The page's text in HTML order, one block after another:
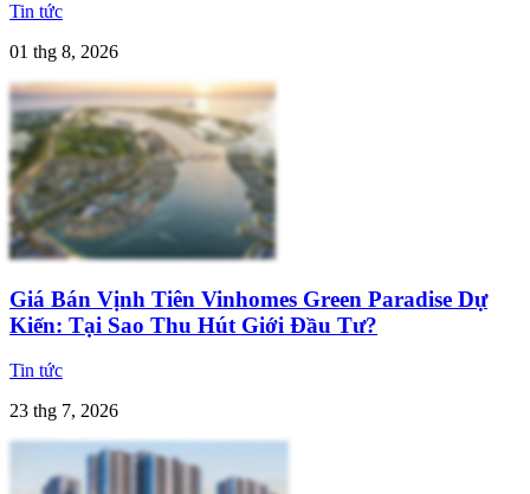
Tin tức
01 thg 8, 2026
Giá Bán Vịnh Tiên Vinhomes Green Paradise Dự
Kiến: Tại Sao Thu Hút Giới Đầu Tư?
Tin tức
23 thg 7, 2026